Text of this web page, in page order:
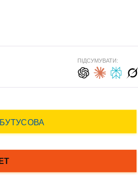
ПІДСУМУВАТИ: